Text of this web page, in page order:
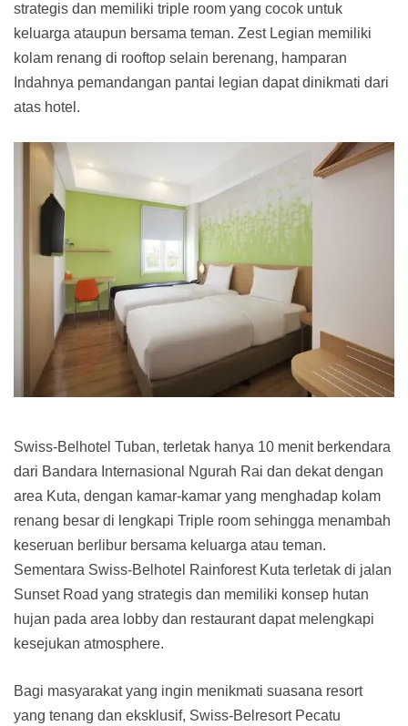
strategis dan memiliki triple room yang cocok untuk
keluarga ataupun bersama teman. Zest Legian memiliki
kolam renang di rooftop selain berenang, hamparan
Indahnya pemandangan pantai legian dapat dinikmati dari
atas hotel.
Swiss-Belhotel Tuban, terletak hanya 10 menit berkendara
dari Bandara Internasional Ngurah Rai dan dekat dengan
area Kuta, dengan kamar-kamar yang menghadap kolam
renang besar di lengkapi Triple room sehingga menambah
keseruan berlibur bersama keluarga atau teman.
Sementara Swiss-Belhotel Rainforest Kuta terletak di jalan
Sunset Road yang strategis dan memiliki konsep hutan
hujan pada area lobby dan restaurant dapat melengkapi
kesejukan atmosphere.
Bagi masyarakat yang ingin menikmati suasana resort
yang tenang dan eksklusif, Swiss-Belresort Pecatu